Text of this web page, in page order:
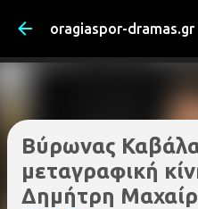
Μετάβαση στο
oragiaspor-dramas.gr
Βύρωνας
μεταγραφική
Δημήτρη